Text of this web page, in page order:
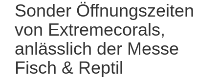
Sonder Öffnungszeiten
von Extremecorals,
anlässlich der Messe
Fisch & Reptil